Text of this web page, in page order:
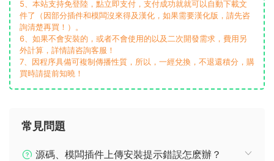
5、本站支持免登陸，點立即支付，支付成功就就可以自動下載文
件了（因部分插件和模闆沒來得及漢化，如果需要漢化版，請先咨
詢清楚再買！）。
6、如果不會安裝的，或者不會使用的以及二次開發需求，費用另
外計算，詳情請咨詢客服！
7、因程序具備可複制傳播性質，所以，一經兌換，不退還積分，購
買時請提前知曉！
常見問題
源碼、模闆插件上傳安裝提示錯誤怎麽辦？